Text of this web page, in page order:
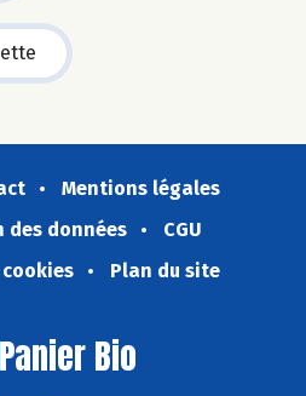
Mentions légales
des données
CGU
Plan du site
Bio